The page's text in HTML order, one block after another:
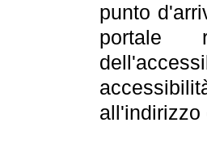
punto
portale
all'indirizzo